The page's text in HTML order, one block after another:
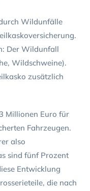
Wildunfälle
Der Wildunfall
Wildschweine).
zusätzlich
Millionen Euro für
Fahrzeugen.
also
sind fünf Prozent
Entwicklung
die nach